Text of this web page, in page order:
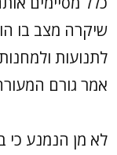
שיקרה מצב בו
לתנועות
אמר גורם
לא מן הנמנע כי